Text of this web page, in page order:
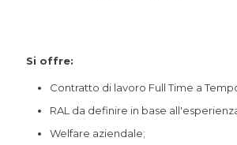
Si offre:
Contratto di lavoro Full Time a
RAL da definire in base
Welfare aziendale;